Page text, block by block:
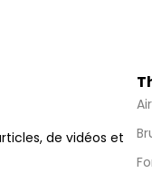
de vidéos et
Air